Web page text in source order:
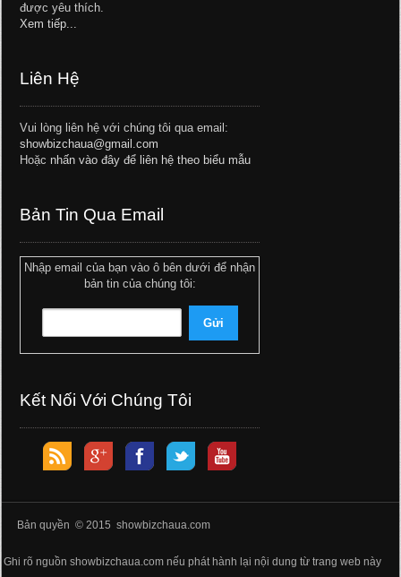
được yêu thích.
Xem tiếp...
Liên Hệ
Vui lòng liên hệ với chúng tôi qua email:
showbizchaua@gmail.com
Hoặc nhấn vào đây để liên hệ theo biểu mẫu
Bản Tin Qua Email
Nhập email của bạn vào ô bên dưới để nhận
bản tin của chúng tôi:
Kết Nối Với Chúng Tôi
Bản quyền © 2015 showbizchaua.com
Ghi rõ nguồn showbizchaua.com nếu phát hành lại nội dung từ trang web này